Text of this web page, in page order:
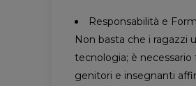
Responsabilità e
Non basta che i ragazzi
tecnologia; è necessario
genitori e insegnanti